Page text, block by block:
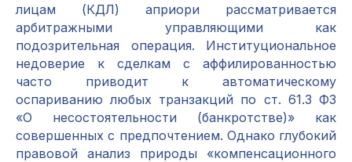
лицам (КДЛ) априори рассматривается
арбитражными управляющими как
подозрительная операция. Институциональное
недоверие к сделкам с аффилированностью
часто приводит к автоматическому
оспариванию любых транзакций по ст. 61.3 ФЗ
«О несостоятельности (банкротстве)» как
совершенных с предпочтением. Однако глубокий
правовой анализ природы «компенсационного